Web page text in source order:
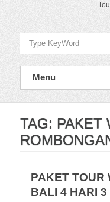
Menu
TAG: PAKET
PAKET TOUR
BALI 4 HARI